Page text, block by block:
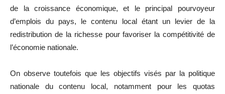
de la croissance économique, et le principal pourvoyeur
d’emplois du pays, le contenu local étant un levier de la
redistribution de la richesse pour favoriser la compétitivité de
l’économie nationale.
On observe toutefois que les objectifs visés par la politique
nationale du contenu local, notamment pour les quotas